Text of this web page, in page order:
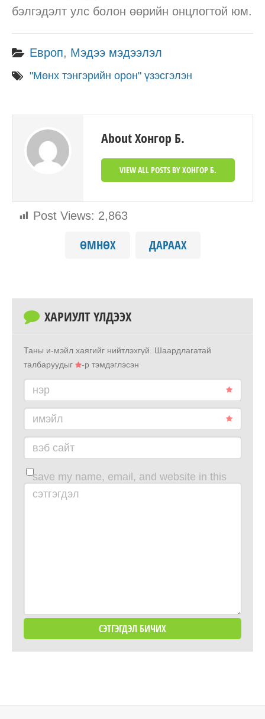
бэлгэдэлт улс болон өөрийн онцлогтой юм.
Post Views: 2,863
Европ, Мэдээ мэдээлэл
"Мөнх тэнгэрийн орон" үзэсгэлэн
About Хонгор Б.
VIEW ALL POSTS BY ХОНГОР Б.
ӨМНӨХ ДАРААХ
ХАРИУЛТ ҮЛДЭЭХ
Таны и-мэйл хаягийг нийтлэхгүй. Шаардлагатай
талбаруудыг
-р тэмдэглэсэн
нэр
имэйл
вэб сайт
save my name, email, and website in this
browser for the next time i comment.
сэтгэгдэл